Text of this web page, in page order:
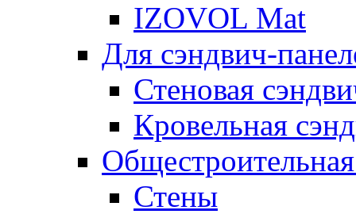
IZOVOL Mat
Для сэндвич-
Стеновая
Кровельная
Стены